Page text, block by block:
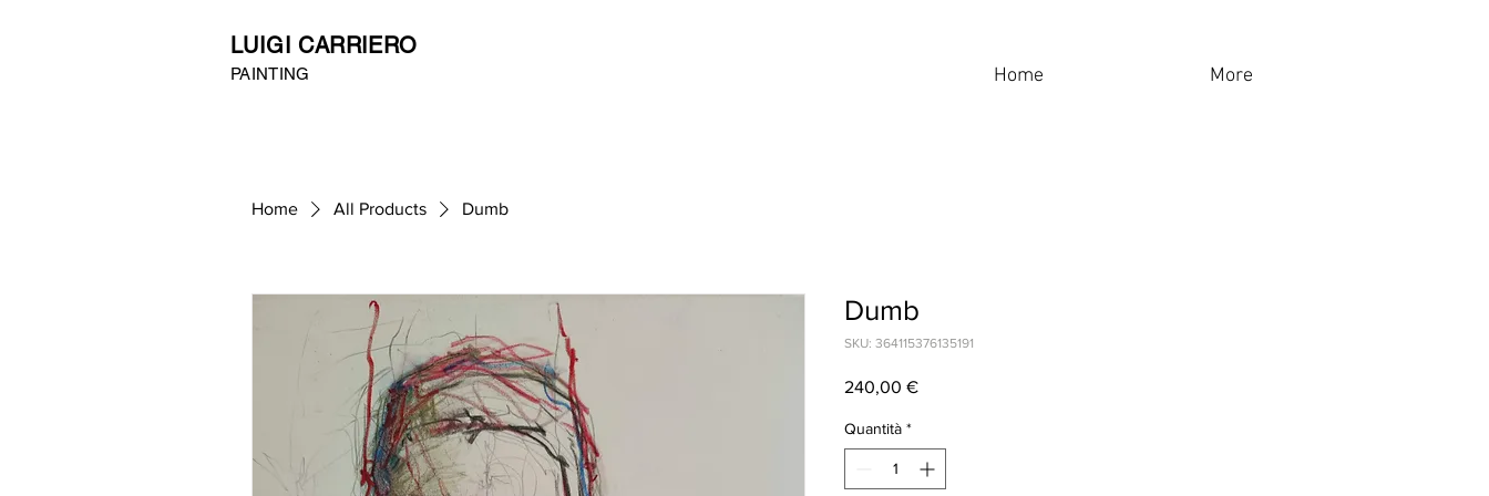
LUIGI CARRIERO
PAINTING Home More
Home All Products Dumb
Dumb
SKU: 364115376135191
240,00 €Prezzo
Quantità *